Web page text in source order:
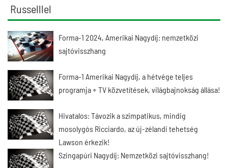
Russelllel
Forma-1 2024, Amerikai Nagydíj: nemzetközi
sajtóvisszhang
Forma-1 Amerikai Nagydíj, a hétvége teljes
programja + TV közvetítések, világbajnokság állása!
Hivatalos: Távozik a szimpatikus, mindig
mosolygós Ricciardo, az új-zélandi tehetség
Lawson érkezik!
Szingapúri Nagydíj: Nemzetközi sajtóvisszhang!